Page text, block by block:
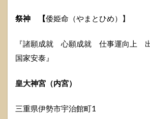
祭神 【倭姫命（やまとひめ）】
『諸願成就 心願成就 仕事運向上
国家安泰』
皇大神宮（内宮）
三重県伊勢市宇治館町1